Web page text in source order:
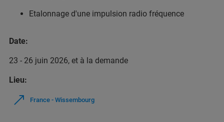
Etalonnage d'une impulsion radio fréquence
Date:
23 - 26 juin 2026, et à la demande
Lieu:
France - Wissembourg